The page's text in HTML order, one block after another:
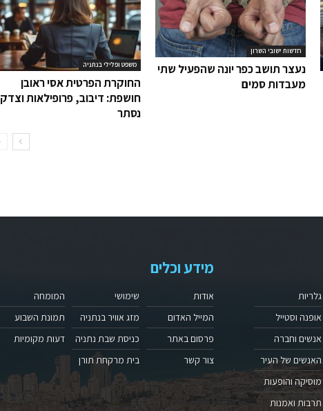
משפט ופלילי בנתניה
החוקרת הפרטית אסי ראובן
חושפת: דיבוב, פרופילאות וצדק
נסתר
חדשות ישובי השרון
נעצר תושב כפר יונה שהפעיל שתי
מעבדות סמים
גלריות
אופנה וסטייל
אנשים וחברה
האנשים של העיר
מוסיקה והופעות
תרבות ואמנות
מידע וכלים
אודות
המייל האדום
פרסום באתר
צור קשר
שימושי
מזג אוויר בנתניה
כניסת שבת נתניה
בית מרקחת תורן
המומחה
תמונת השבוע
דעות מקומיות